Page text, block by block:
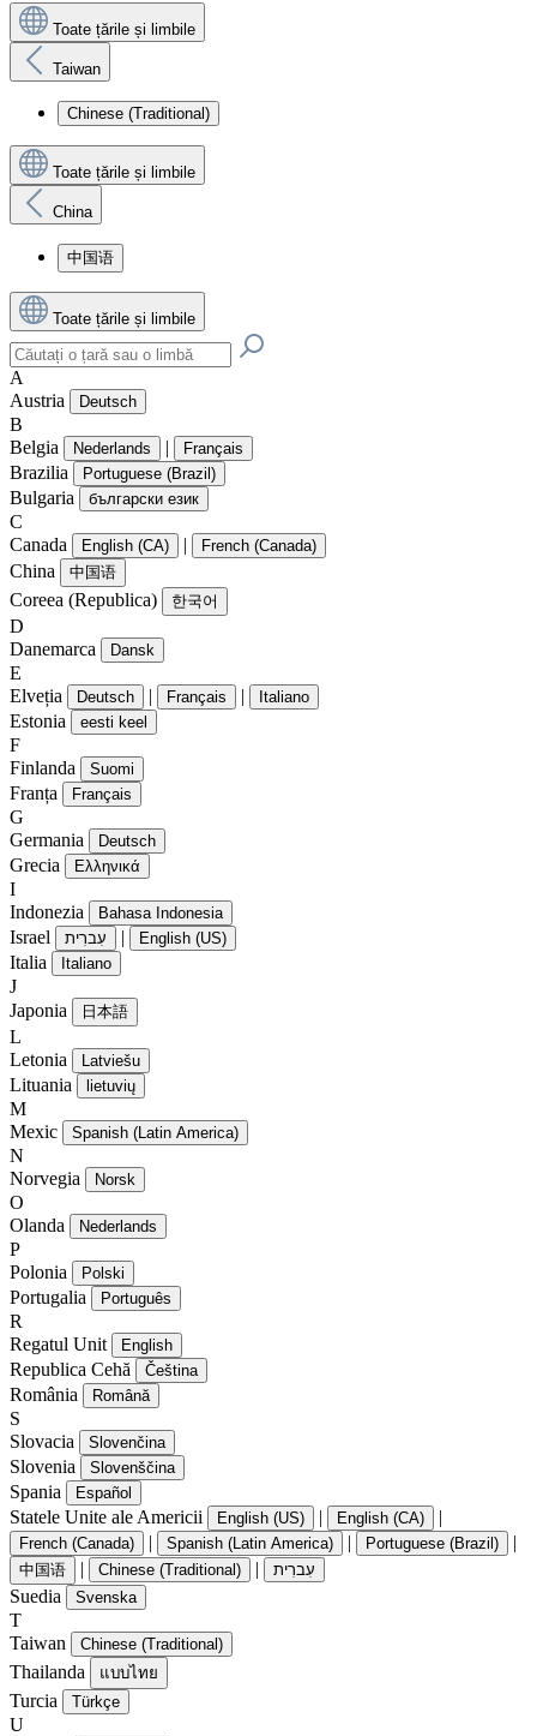
Toate țările și limbile
Taiwan
Chinese (Traditional)
Toate țările și limbile
China
中国语
Toate țările și limbile
A
Austria
Deutsch
B
Belgia
Nederlands | Français
Brazilia Portuguese (Brazil)
Bulgaria български език
C
Canada
English (CA) | French (Canada)
China 中国语
Coreea (Republica) 한국어
D
Danemarca
Dansk
E
Elveția
Deutsch | Français | Italiano
Estonia eesti keel
F
Finlanda
Suomi
Franța Français
G
Germania
Deutsch
Grecia Ελληνικά
I
Indonezia
Bahasa Indonesia
Israel עִברִית | English (US)
Italia Italiano
J
Japonia
日本語
L
Letonia
Latviešu
Lituania lietuvių
M
Mexic
Spanish (Latin America)
N
Norvegia
Norsk
O
Olanda
Nederlands
P
Polonia
Polski
Portugalia Português
R
Regatul Unit
English
Republica Cehă Čeština
România Română
S
Slovacia
Slovenčina
Slovenia Slovenščina
Spania Español
Statele Unite ale Americii English (US) | English (CA) |
French (Canada) | Spanish (Latin America) | Portuguese (Brazil) |
中国语 | Chinese (Traditional) | עִברִית
Suedia Svenska
T
Taiwan
Chinese (Traditional)
Thailanda แบบไทย
Turcia Türkçe
U